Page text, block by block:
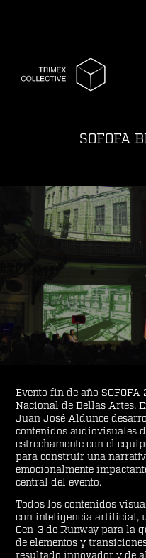
SOFOFA
Evento fin de año
Nacional de Bellas Artes.
Juan José Aldunce
contenidos audiovisuales
estrechamente con el
para construir una
emocionalmente
central del evento.
Todos los contenidos
con inteligencia artificial,
Gen-3 de Runway para la
de elementos y
resultado innovador y de